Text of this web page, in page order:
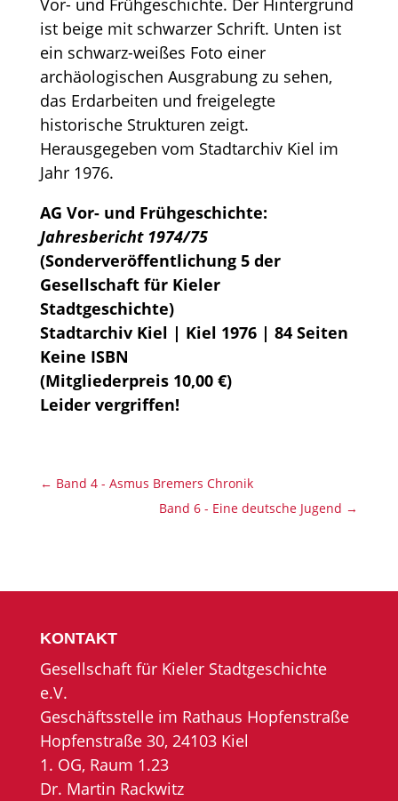
AG Vor- und Frühgeschichte:
Jahresbericht 1974/75
(Sonderveröffentlichung 5 der
Gesellschaft für Kieler
Stadtgeschichte)
Stadtarchiv Kiel | Kiel 1976 | 84 Seiten
Keine ISBN
(Mitgliederpreis 10,00 €)
Leider vergriffen!
← Band 4 - Asmus Bremers Chronik
Band 6 - Eine deutsche Jugend →
KONTAKT
Gesellschaft für Kieler Stadtgeschichte
e.V.
Geschäftsstelle im Rathaus Hopfenstraße
Hopfenstraße 30, 24103 Kiel
1. OG, Raum 1.23
Dr. Martin Rackwitz